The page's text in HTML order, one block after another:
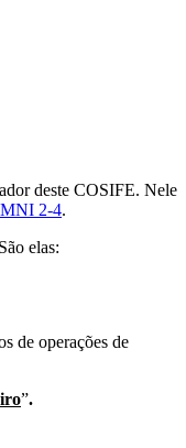
deste COSIFE. Nele
MNI 2-4.
elas:
de operações de
”.